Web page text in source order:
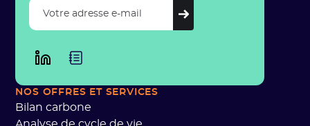
NOS OFFRES ET SERVICES
Bilan carbone